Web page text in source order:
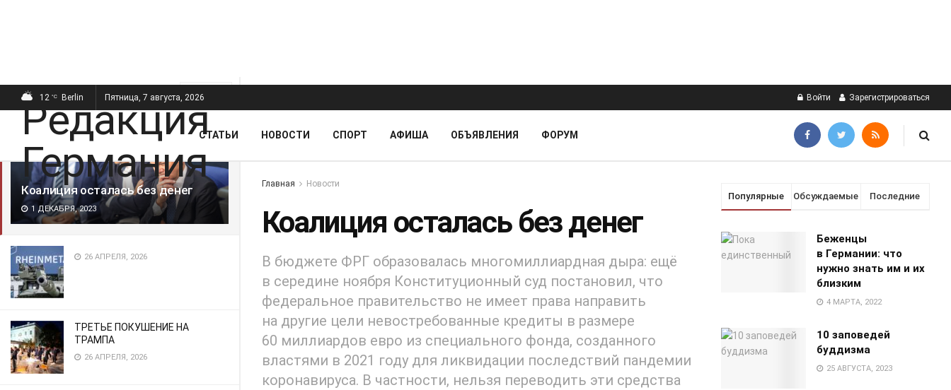
ПОСЛЕДНИЕ
Коалиция осталась без денег
1 ДЕКАБРЯ, 2023
26 АПРЕЛЯ, 2026
ТРЕТЬЕ ПОКУШЕНИЕ НА
ТРАМПА
26 АПРЕЛЯ, 2026
12 °C Berlin Пятница, 7 августа, 2026 Войти Зарегистрироваться
СТАТЬИ НОВОСТИ СПОРТ АФИША ОБЪЯВЛЕНИЯ ФОРУМ
Главная Новости
Коалиция осталась без денег
В бюджете ФРГ образовалась многомиллиардная дыра: ещё
в середине ноября Конституционный суд постановил, что
федеральное правительство не имеет права направить
на другие цели невостребованные кредиты в размере
60 миллиардов евро из специального фонда, созданного
властями в 2021 году для ликвидации последствий пандемии
коронавируса. В частности, нельзя переводить эти средства
Популярные Обсуждаемые Последние
Беженцы
в Германии: что
нужно знать им и их
близким
4 МАРТА, 2022
10 заповедей
буддизма
25 АВГУСТА, 2023